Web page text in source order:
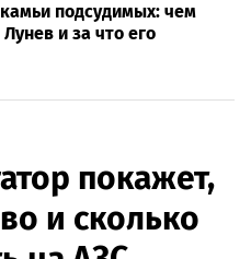
подсудимых: чем
и за что его
покажет,
и сколько